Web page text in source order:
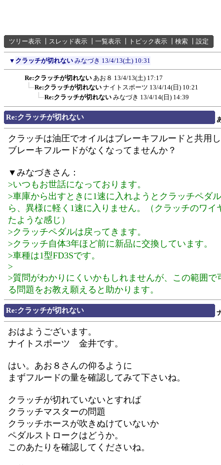
ツリー表示 スレッド表示 一覧表示 トピック表示 検索 設定
▼ クラッチが切れない みなづき 13/4/13(土) 10:31
Re:クラッチが切れない あお８ 13/4/13(土) 17:17
Re:クラッチが切れない ナイトスポーツ 13/4/14(日) 10:21
Re:クラッチが切れない みなづき 13/4/14(日) 14:39
Re:クラッチが切れない
クラッチは油圧でオイルはブレーキフルードと共用
ブレーキフルードがなくなってませんか？
▼みなづきさん：
>いつもお世話になっております。
>車庫から出すときに1速に入れようとクラッチペダ
ら、異様に軽く1速に入りません。（クラッチのワイ
たような感じ）
>クラッチペダルは戻ってきます。
>クラッチ自体3年ほど前に新品に交換しています。
>車種は1型FD3Sです。
>
>質問がわかりにくいかもしれませんが、この範囲で
る問題をお教え願えると助かります。
Re:クラッチが切れない
おはようございます。
ナイトスポーツ 金井です。
はい。あお８さんの仰るように
まずフルードの量を確認してみて下さいね。
クラッチが切れていないとすれば
クラッチマスターの問題
クラッチホースが吹きぬけていないか
ペダルストロークはどうか。
このあたりを確認してくださいね。